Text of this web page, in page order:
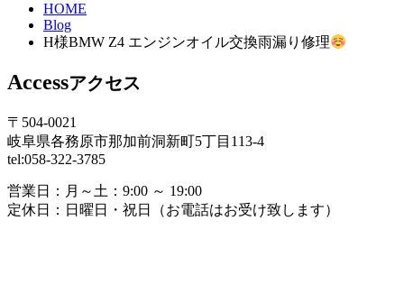
HOME
Blog
H様BMW Z4 エンジンオイル交換雨漏り修理
Accessアクセス
〒504-0021
岐阜県各務原市那加前洞新町5丁目113-4
tel:058-322-3785
営業日： 月～土：9:00 ～ 19:00
定休日： 日曜日・祝日（お電話はお受け致します）